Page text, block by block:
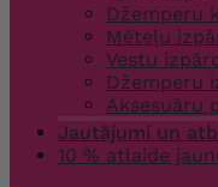
Džemperu
Mēteļu
Vestu
Džemperu
Aksesuāru
Jautājumi un
10 % atlaide